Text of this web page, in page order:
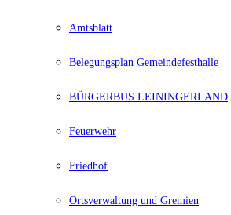
Amtsblatt
Belegungsplan Gemeindefesthalle
BÜRGERBUS LEININGERLAND
Feuerwehr
Friedhof
Ortsverwaltung und Gremien